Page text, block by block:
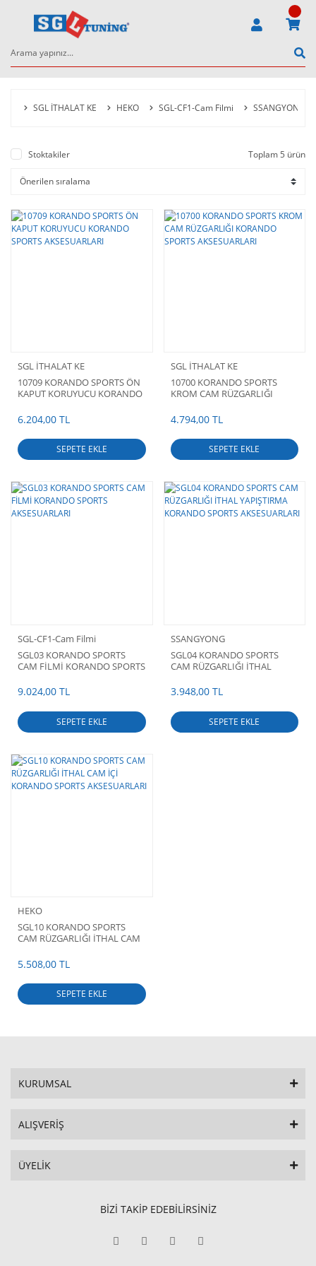
SGL İTHALAT KE HEKO SGL-CF1-Cam Filmi SSANGYONG
Stoktakiler Toplam 5 ürün
SGL İTHALAT KE
10709 KORANDO SPORTS ÖN
KAPUT KORUYUCU KORANDO
6.204,00 TL
SEPETE EKLE
SGL İTHALAT KE
10700 KORANDO SPORTS
KROM CAM RÜZGARLIĞI
AKSESUARLARI
4.794,00 TL
SEPETE EKLE
SGL-CF1-Cam Filmi
SGL03 KORANDO SPORTS
CAM FİLMİ KORANDO SPORTS
9.024,00 TL
SEPETE EKLE
SSANGYONG
SGL04 KORANDO SPORTS
CAM RÜZGARLIĞI İTHAL
SPORTS AKSESUARLARI
3.948,00 TL
SEPETE EKLE
HEKO
SGL10 KORANDO SPORTS
CAM RÜZGARLIĞI İTHAL CAM
AKSESUARLARI
5.508,00 TL
SEPETE EKLE
KURUMSAL
ALIŞVERİŞ
ÜYELİK
BİZİ TAKİP EDEBİLİRSİNİZ